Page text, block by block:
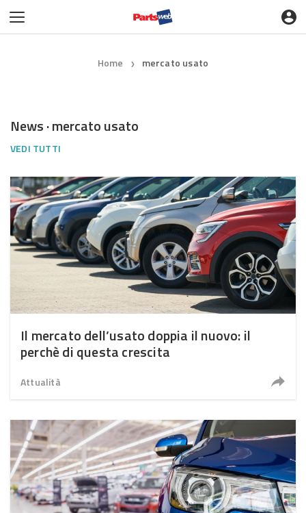
Home ❯ mercato usato
News · mercato usato
VEDI TUTTI
Il mercato dell’usato doppia il nuovo: il
perchè di questa crescita
Attualità